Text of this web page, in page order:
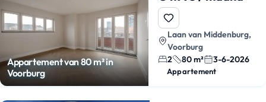
Appartement van 80 m² in
Voorburg
Laan van Middenburg,
Voorburg
2
80 m² 3-6-2026
Appartement